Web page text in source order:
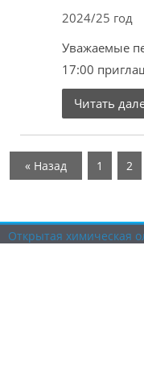
2024/25 год
Уважаемые
17:00
Читать
« Назад 1 2
Открытая химическая